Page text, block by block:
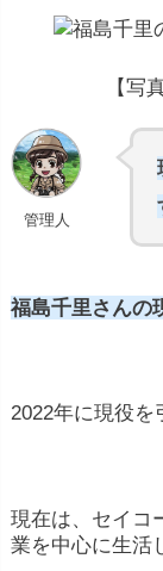
【写
管理人
福島千里さんの
2022年に現役を
現在は、セイコ
業を中心に生活